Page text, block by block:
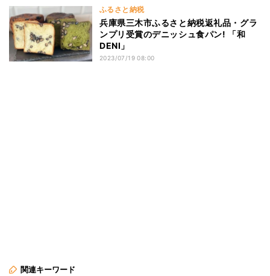
ふるさと納税
兵庫県三木市ふるさと納税返礼品・グラ
ンプリ受賞のデニッシュ食パン! 「和
DENI」
2023/07/19 08:00
関連キーワード